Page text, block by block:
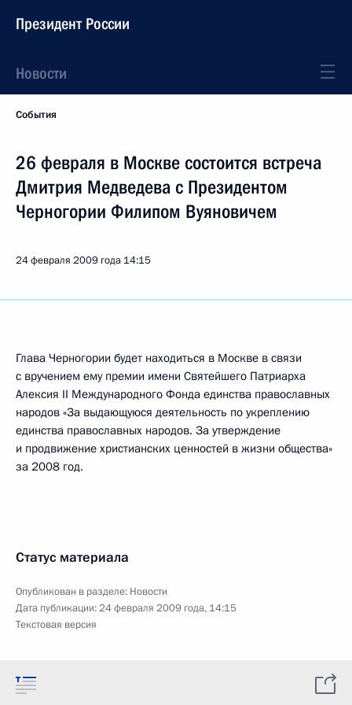
Президент России
Новости
События
26 февраля в Москве состоится встреча
Дмитрия Медведева с Президентом
Черногории Филипом Вуяновичем
24 февраля 2009 года 14:15
Глава Черногории будет находиться в Москве в связи
с вручением ему премии имени Святейшего Патриарха
Алексия II Международного Фонда единства православных
народов «За выдающуюся деятельность по укреплению
единства православных народов. За утверждение
и продвижение христианских ценностей в жизни общества»
за 2008 год.
Статус материала
Опубликован в разделе: Новости
Дата публикации:24 февраля 2009 года, 14:15
Текстовая версия